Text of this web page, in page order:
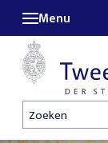
Zoeken
Menu